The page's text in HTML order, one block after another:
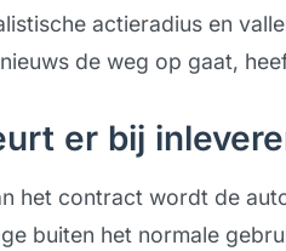
actieradius en
de weg op gaat,
er bij
het contract wordt de
buiten het normale